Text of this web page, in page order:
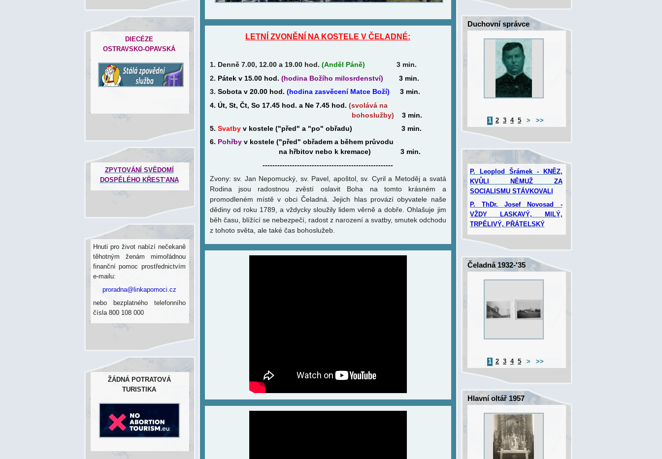
LETNÍ ZVONĚNÍ NA KOSTELE V ČELADNÉ:
1. Denně 7.00, 12.00 a 19.00 hod. (Anděl Páně) 3 min.
2. Pátek v 15.00 hod. (hodina Božího milosrdenství) 3 min.
3. Sobota v 20.00 hod. (hodina zasvěcení Matce Boží)
3 min.
4. Út, St, Čt, So 17.45 hod. a Ne 7.45 hod. (svolává na
bohoslužby) 3 min.
5. Svatbyv kostele ("před" a "po" obřadu) 3 min.
6. Pohřbyv kostele ("před" obřadem a během průvodu
na hřbitov nebo k kremace) 3 min.
-----------------------------------------------------
Zvony: sv. Jan Nepomucký, sv. Pavel, apoštol, sv. Cyril a Metoděj a svatá
Rodina jsou radostnou zvěstí oslavit Boha na tomto krásném a
promodleném místě v obci Čeladná. Jejich hlas provází obyvatele naše
dědiny od roku 1789, a vždycky sloužily lidem věrně a dobře. Ohlašuje jim
běh času, blížící se nebezpečí, radost z narození a svatby, smutek odchodu
z tohoto světa, ale také čas bohoslužeb.
DIECÉZE
OSTRAVSKO-OPAVSKÁ
ZPYTOVÁNÍ SVĚDOMÍ
DOSPĚLÉHO KŘEST'ANA
Hnuti pro život nabízí nečekaně
těhotným ženám mimořádnou
finanční pomoc prostřednictvím
e-mailu:
proradna@linkapomoci.cz
nebo bezplatného telefonního
čísla 800 108 000
ŽÁDNÁ POTRATOVÁ
TURISTIKA
Duchovní správce
1 2 3 4 5 > >>
P. Leoplod Šrámek - KNĚZ,
KVŮLI NĚMUŽ ZA
SOCIALISMU STÁVKOVALI
P. ThDr. Josef Novosad -
VŽDY LASKAVÝ, MILÝ,
TRPĚLIVÝ, PŘÁTELSKÝ
Čeladná 1932-'35
1 2 3 4 5 > >>
Hlavní oltář 1957